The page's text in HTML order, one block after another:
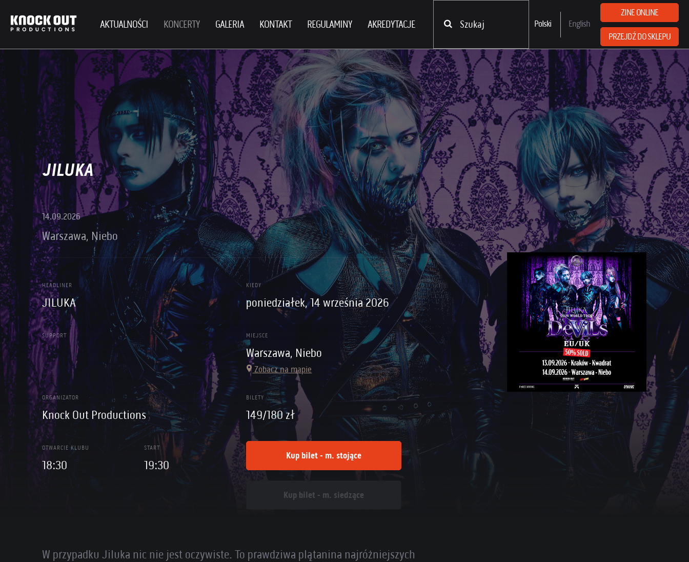
AKTUALNOŚCI KONCERTY GALERIA KONTAKT REGULAMINY AKREDYTACJE Polski English
ZINE ONLINE
PRZEJDŹ DO SKLEPU
JILUKA
14.09.2026
Warszawa, Niebo
HEADLINER
JILUKA
KIEDY
poniedziałek, 14 września 2026
SUPPORT MIEJSCE
Warszawa, Niebo
Zobacz na mapie
ORGANIZATOR
Knock Out Productions
BILETY
149/180 zł
OTWARCIE KLUBU
18:30
START
19:30
Kup bilet - m. stojące
Kup bilet - m. siedzące
W przypadku Jiluka nic nie jest oczywiste. To prawdziwa plątanina najróżniejszych